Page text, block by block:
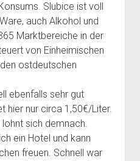
Slubice ist voll
auch Alkohol und
Marktbereiche in der
von Einheimischen
ostdeutschen
ebenfalls sehr gut
hier nur circa 1,50€/Liter.
sich demnach.
ein Hotel und kann
freuen. Schnell war